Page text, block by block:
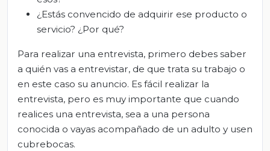
¿Estás convencido de adquirir ese producto o
servicio? ¿Por qué?
Para realizar una entrevista, primero debes saber
a quién vas a entrevistar, de que trata su trabajo o
en este caso su anuncio. Es fácil realizar la
entrevista, pero es muy importante que cuando
realices una entrevista, sea a una persona
conocida o vayas acompañado de un adulto y usen
cubrebocas.